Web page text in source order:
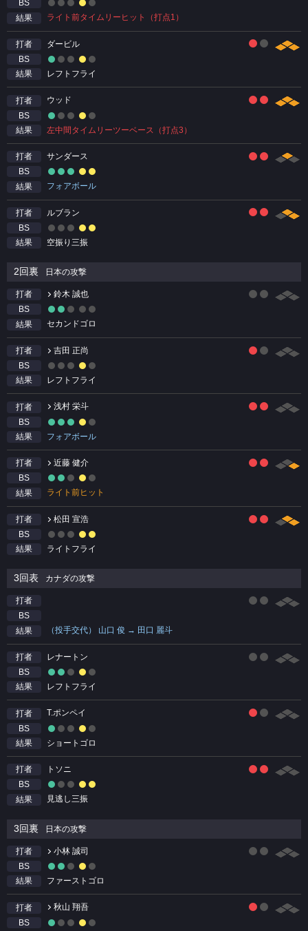
BS
結果
ライト前タイムリーヒット（打点1）
打者
ダービル
BS
結果
レフトフライ
打者
ウッド
BS
結果
左中間タイムリーツーベース（打点3）
打者
サンダース
BS
結果
フォアボール
打者
ルブラン
BS
結果
空振り三振
2回裏 日本の攻撃
打者
鈴木 誠也
BS
結果
セカンドゴロ
打者
吉田 正尚
BS
結果
レフトフライ
打者
浅村 栄斗
BS
結果
フォアボール
打者
近藤 健介
BS
結果
ライト前ヒット
打者
松田 宣浩
BS
結果
ライトフライ
3回表 カナダの攻撃
打者
BS
結果
（投手交代） 山口 俊 → 田口 麗斗
打者
レナートン
BS
結果
レフトフライ
打者
T.ポンペイ
BS
結果
ショートゴロ
打者
トソニ
BS
結果
見逃し三振
3回裏 日本の攻撃
打者
小林 誠司
BS
結果
ファーストゴロ
打者
秋山 翔吾
BS